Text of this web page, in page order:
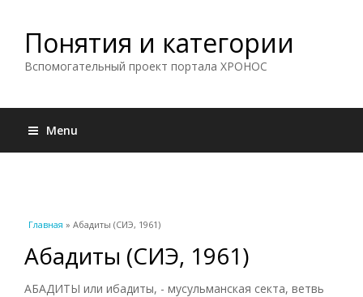
Понятия и категории
Вспомогательный проект портала ХРОНОС
Menu
Вы здесь
Главная » Абадиты (СИЭ, 1961)
Абадиты (СИЭ, 1961)
АБАДИТЫ или ибадиты, - мусульманская секта, ветвь